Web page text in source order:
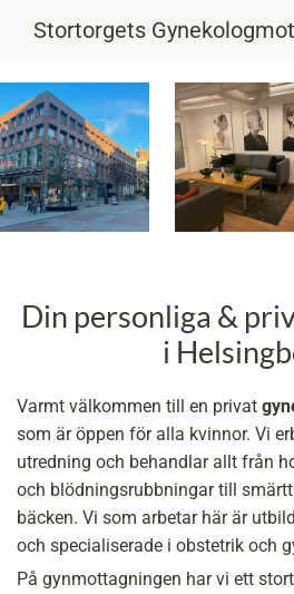
Stortorgets
Din personliga &
i
Varmt välkommen till en privat
som är öppen för alla kvinnor. Vi
utredning och behandlar allt från
och blödningsrubbningar till
bäcken. Vi som arbetar här är
och specialiserade i obstetrik och
På gynmottagningen har vi ett